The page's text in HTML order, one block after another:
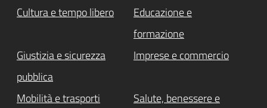
Cultura e tempo libero
Educazione e
formazione
Giustizia e sicurezza
pubblica
Imprese e commercio
Mobilità e trasporti
Salute, benessere e